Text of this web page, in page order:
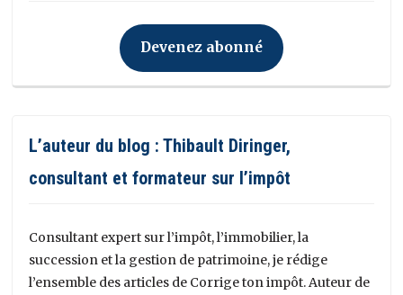
Devenez abonné
L’auteur du blog : Thibault Diringer,
consultant et formateur sur l’impôt
Consultant expert sur l’impôt, l’immobilier, la
succession et la gestion de patrimoine, je rédige
l’ensemble des articles de Corrige ton impôt. Auteur de